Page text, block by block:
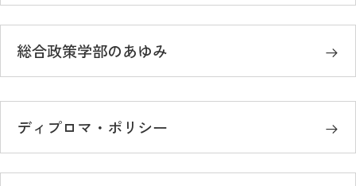
総合政策学部のあゆみ
ディプロマ・ポリシー